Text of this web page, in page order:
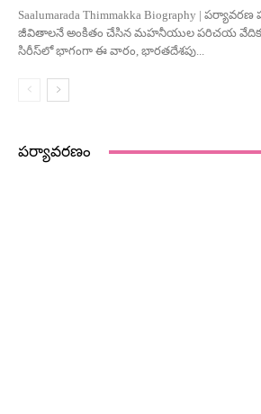
Saalumarada Thimmakka Biography | పర్యావరణ పరిరక్షణ కోసం తమ
జీవితాలనే అంకితం చేసిన మహనీయుల పరిచయ వేదిక
సిరీస్‌లో భాగంగా ఈ వారం, భారతదేశపు...
పర్యావరణం